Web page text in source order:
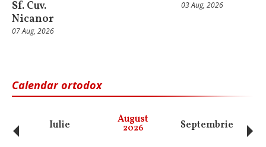
Sf. Cuv.
Nicanor
07 Aug, 2026
03 Aug, 2026
Calendar ortodox
Iulie August
2026 Septembrie
‹